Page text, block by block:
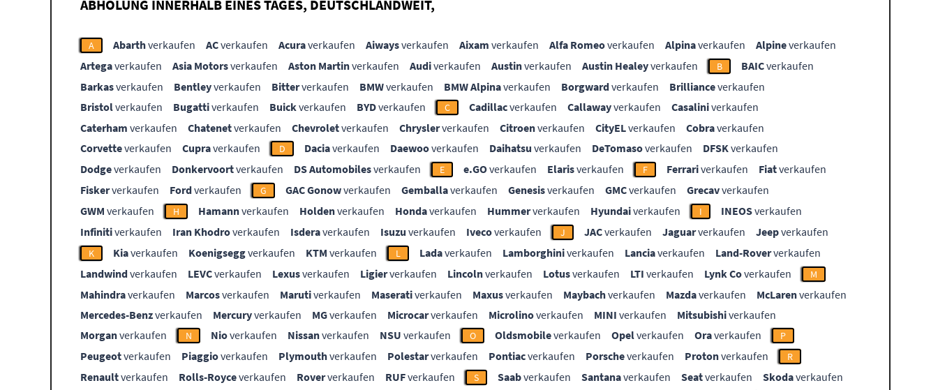
ABHOLUNG INNERHALB EINES TAGES, DEUTSCHLANDWEIT,
A Abarthverkaufen ACverkaufen Acuraverkaufen Aiwaysverkaufen Aixam verkaufen Alfa Romeoverkaufen Alpinaverkaufen Alpineverkaufen
Artegaverkaufen Asia Motorsverkaufen Aston Martinverkaufen Audiverkaufen Austinverkaufen Austin Healeyverkaufen B BAICverkaufen
Barkasverkaufen Bentleyverkaufen Bitterverkaufen BMWverkaufen BMW Alpinaverkaufen Borgwardverkaufen Brillianceverkaufen
Bristolverkaufen Bugattiverkaufen Buickverkaufen BYDverkaufen C Cadillacverkaufen Callawayverkaufen Casaliniverkaufen
Caterham verkaufen Chatenetverkaufen Chevroletverkaufen Chryslerverkaufen Citroenverkaufen CityELverkaufen Cobraverkaufen
Corvetteverkaufen Cupraverkaufen D Daciaverkaufen Daewooverkaufen Daihatsu verkaufen DeTomasoverkaufen DFSKverkaufen
Dodgeverkaufen Donkervoortverkaufen DS Automobilesverkaufen E e.GOverkaufen Elarisverkaufen F Ferrariverkaufen Fiatverkaufen
Fiskerverkaufen Fordverkaufen G GAC Gonowverkaufen Gemballaverkaufen Genesisverkaufen GMCverkaufen Grecavverkaufen
GWM verkaufen H Hamannverkaufen Holdenverkaufen Hondaverkaufen Hummerverkaufen Hyundaiverkaufen I INEOSverkaufen
Infinitiverkaufen Iran Khodroverkaufen Isderaverkaufen Isuzu verkaufen Ivecoverkaufen J JACverkaufen Jaguarverkaufen Jeepverkaufen
K Kiaverkaufen Koenigseggverkaufen KTM verkaufen L Ladaverkaufen Lamborghiniverkaufen Lanciaverkaufen Land-Roververkaufen
Landwindverkaufen LEVCverkaufen Lexusverkaufen Ligierverkaufen Lincolnverkaufen Lotusverkaufen LTI verkaufen Lynk Coverkaufen M
Mahindraverkaufen Marcosverkaufen Marutiverkaufen Maserativerkaufen Maxusverkaufen Maybachverkaufen Mazdaverkaufen McLarenverkaufen
Mercedes-Benzverkaufen Mercuryverkaufen MGverkaufen Microcarverkaufen Microlinoverkaufen MINI verkaufen Mitsubishiverkaufen
Morganverkaufen N Nioverkaufen Nissanverkaufen NSU verkaufen O Oldsmobileverkaufen Opelverkaufen Oraverkaufen P
Peugeotverkaufen Piaggioverkaufen Plymouthverkaufen Polestarverkaufen Pontiacverkaufen Porscheverkaufen Protonverkaufen R
Renaultverkaufen Rolls-Royceverkaufen Roververkaufen RUFverkaufen S Saabverkaufen Santanaverkaufen Seatverkaufen Skodaverkaufen